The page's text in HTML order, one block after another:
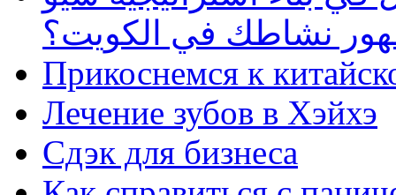
نشاطك في الكويت؟
Прикоснемся к
Лечение зубов в Хэйхэ
Сдэк для бизнеса